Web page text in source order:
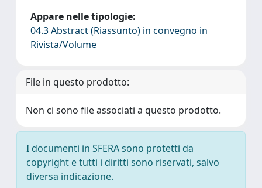
Appare nelle tipologie:
04.3 Abstract (Riassunto) in convegno in
Rivista/Volume
File in questo prodotto:
Non ci sono file associati a questo prodotto.
I documenti in SFERA sono protetti da
copyright e tutti i diritti sono riservati, salvo
diversa indicazione.